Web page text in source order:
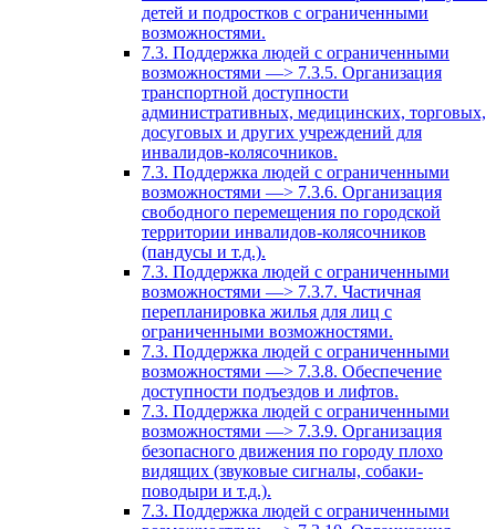
детей и подростков с ограниченными
возможностями.
7.3. Поддержка людей с ограниченными
возможностями —> 7.3.5. Организация
транспортной доступности
административных, медицинских, торговых,
досуговых и других учреждений для
инвалидов-колясочников.
7.3. Поддержка людей с ограниченными
возможностями —> 7.3.6. Организация
свободного перемещения по городской
территории инвалидов-колясочников
(пандусы и т.д.).
7.3. Поддержка людей с ограниченными
возможностями —> 7.3.7. Частичная
перепланировка жилья для лиц с
ограниченными возможностями.
7.3. Поддержка людей с ограниченными
возможностями —> 7.3.8. Обеспечение
доступности подъездов и лифтов.
7.3. Поддержка людей с ограниченными
возможностями —> 7.3.9. Организация
безопасного движения по городу плохо
видящих (звуковые сигналы, собаки-
поводыри и т.д.).
7.3. Поддержка людей с ограниченными